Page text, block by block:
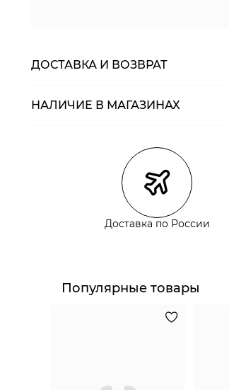
ДОСТАВКА И ВОЗВРАТ
Курьерская доставка СДЭК
Самовывоз из пункта выдачи СДЭК
Самовывоз из наших магазинов
НАЛИЧИЕ В МАГАЗИНАХ
Доставка по России
Популярные товары